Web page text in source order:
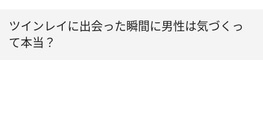
ツインレイに出会った瞬間に男性は気づくっ
て本当？